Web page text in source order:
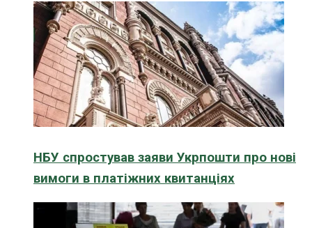
НБУ спростував заяви Укрпошти про нові
вимоги в платіжних квитанціях